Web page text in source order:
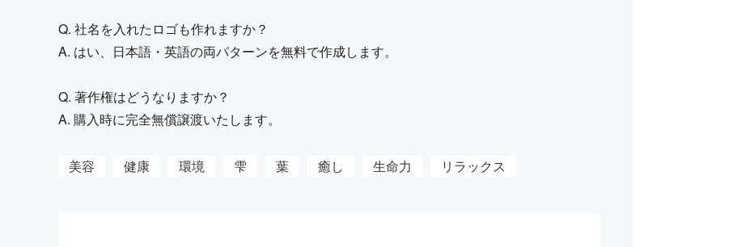
Q. 社名を入れたロゴも作れますか？
A. はい、日本語・英語の両パターンを無料で作成します。
Q. 著作権はどうなりますか？
A. 購入時に完全無償譲渡いたします。
美容 健康 環境 雫 葉 癒し 生命力 リラックス